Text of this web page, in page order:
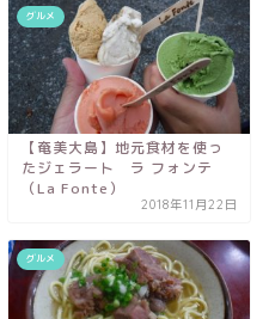
グルメ
【奄美大島】地元食材を使っ
たジェラート ラ フォンテ
（La Fonte）
2018年11月22日
グルメ